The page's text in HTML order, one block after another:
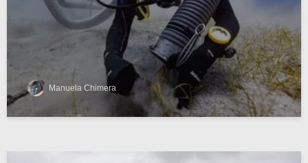
Manuela Chimera